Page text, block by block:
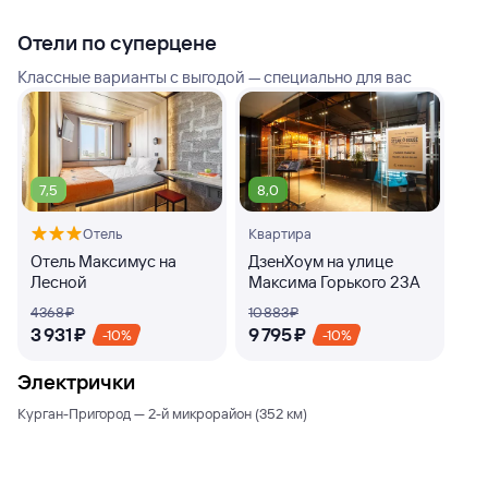
Отели по суперцене
Классные варианты с выгодой — специально для вас
7,5
Отель
Отель Максимус на
Лесной
4 ⁠368 ⁠₽
3 ⁠931 ⁠₽ -10%
8,0
Квартира
ДзенХоум на улице
Максима Горького 23А
10 ⁠883 ⁠₽
9 ⁠795 ⁠₽ -10%
Электрички
Курган-Пригород — 2-й микрорайон (352 км)